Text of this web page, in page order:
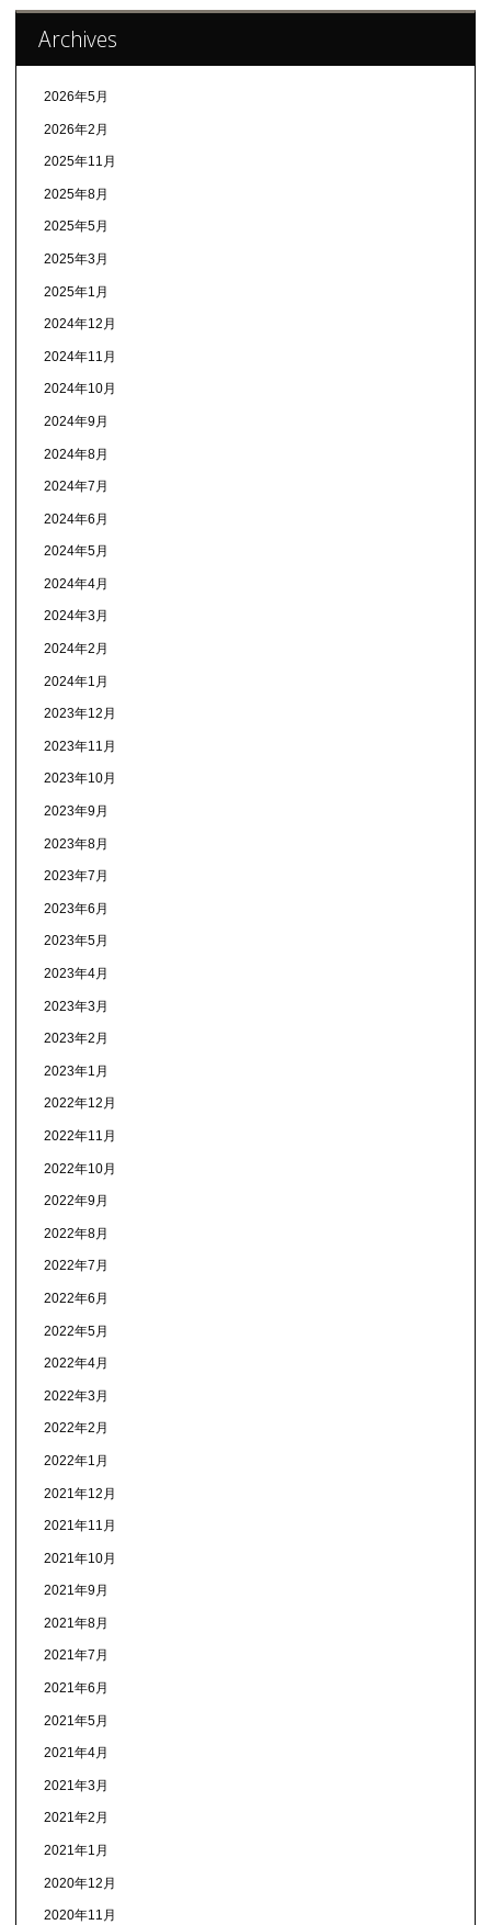
Archives
2026年5月
2026年2月
2025年11月
2025年8月
2025年5月
2025年3月
2025年1月
2024年12月
2024年11月
2024年10月
2024年9月
2024年8月
2024年7月
2024年6月
2024年5月
2024年4月
2024年3月
2024年2月
2024年1月
2023年12月
2023年11月
2023年10月
2023年9月
2023年8月
2023年7月
2023年6月
2023年5月
2023年4月
2023年3月
2023年2月
2023年1月
2022年12月
2022年11月
2022年10月
2022年9月
2022年8月
2022年7月
2022年6月
2022年5月
2022年4月
2022年3月
2022年2月
2022年1月
2021年12月
2021年11月
2021年10月
2021年9月
2021年8月
2021年7月
2021年6月
2021年5月
2021年4月
2021年3月
2021年2月
2021年1月
2020年12月
2020年11月